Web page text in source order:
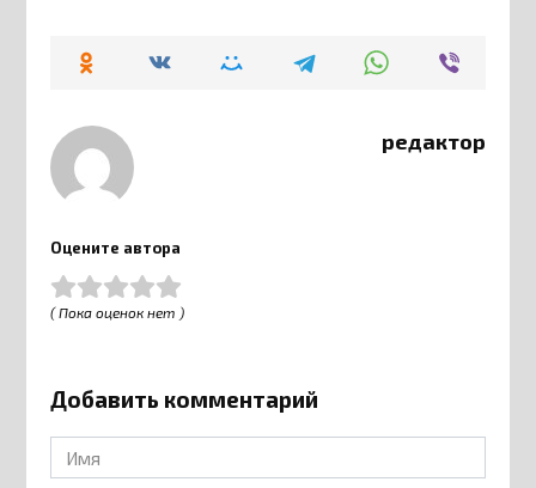
редактор
Оцените автора
( Пока оценок нет )
Добавить комментарий
Имя
*